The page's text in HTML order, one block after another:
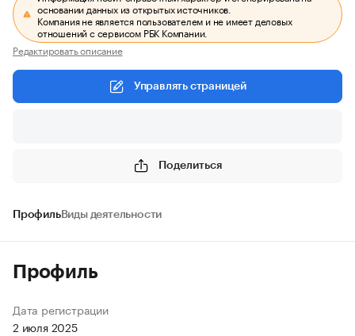
основании данных из открытых источников.
Компания не является пользователем и не имеет деловых
отношений с сервисом РБК Компании.
Редактировать описание
Управлять страницей
Поделиться
ПрофильВиды деятельности
Профиль
Дата регистрации
2 июля 2025